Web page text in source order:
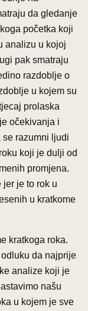
da gledanje
početka koji
analizu u kojoj
pak smatraju
razdoblje o
u kojem su
prolaska
očekivanja i
razumni ljudi
koji je dulji od
promjena.
jer je to rok u
u kratkome
kratkoga roka.
da najprije
analize koji je
našu
u kojem je sve